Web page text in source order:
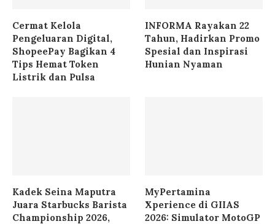
Cermat Kelola
Pengeluaran Digital,
ShopeePay Bagikan 4
Tips Hemat Token
Listrik dan Pulsa
INFORMA Rayakan 22
Tahun, Hadirkan Promo
Spesial dan Inspirasi
Hunian Nyaman
Kadek Seina Maputra
Juara Starbucks Barista
Championship 2026,
MyPertamina
Xperience di GIIAS
2026: Simulator MotoGP